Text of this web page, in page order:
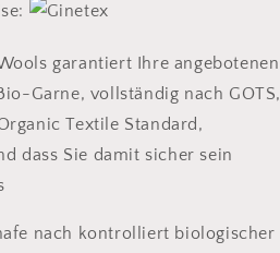
garantiert Ihre angebotenen
Garne, vollständig nach GOTS,
Textile Standard,
dass Sie damit sicher sein
nach kontrolliert biologischer